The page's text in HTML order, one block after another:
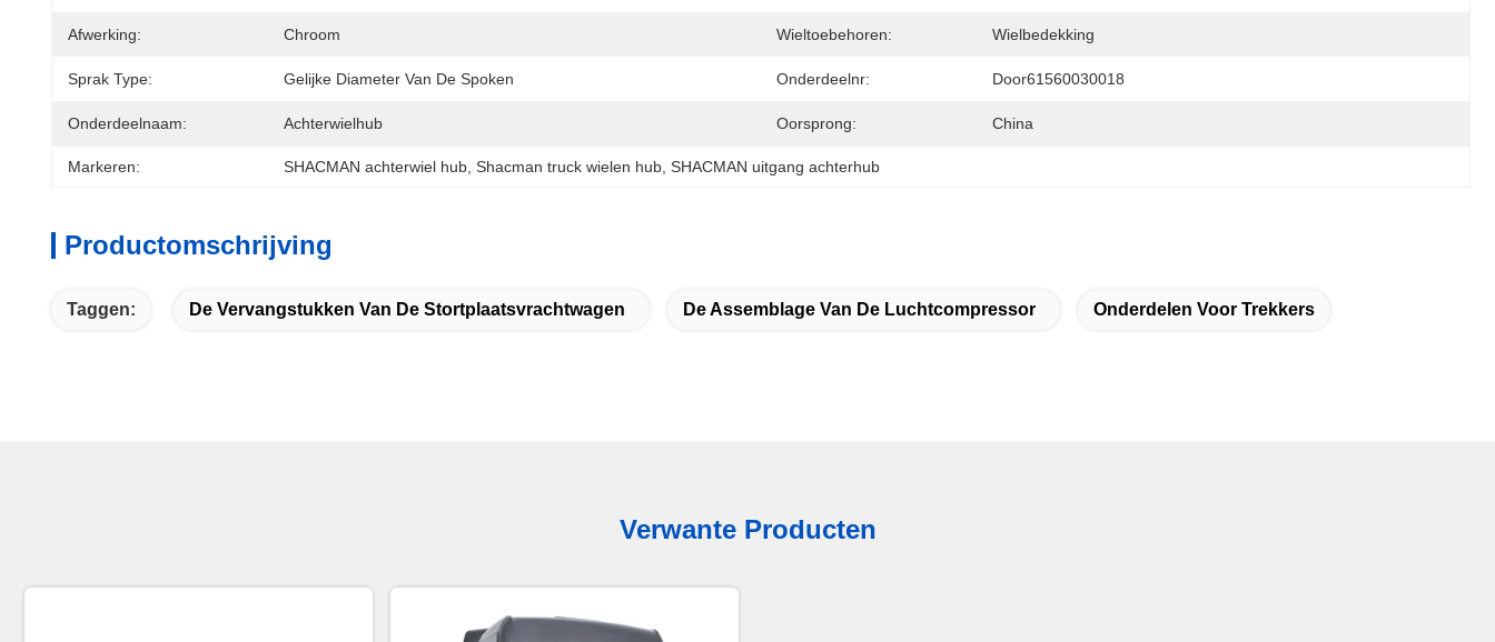
Afwerking: Chroom Wieltoebehoren: Wielbedekking
Sprak Type: Gelijke Diameter Van De Spoken Onderdeelnr: Door61560030018
Onderdeelnaam: Achterwielhub Oorsprong: China
Markeren: SHACMAN achterwiel hub Shacman truck wielen hub SHACMAN uitgang achterhub
Productomschrijving
Taggen: De Vervangstukken Van De Stortplaatsvrachtwagen De Assemblage Van De Luchtcompressor Onderdelen Voor Trekkers
Verwante Producten